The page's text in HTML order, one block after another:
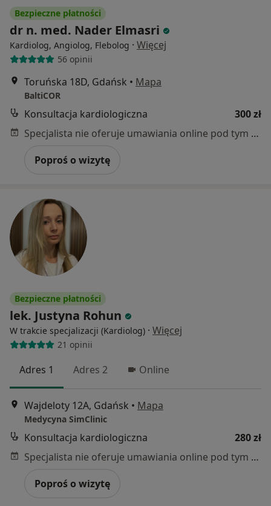
Bezpieczne płatności
dr n. med. Nader Elmasri
Kardiolog, Angiolog, Flebolog · Więcej
56 opinii
Toruńska 18D, Gdańsk • Mapa
BaltiCOR
Konsultacja kardiologiczna
300 zł
Specjalista nie oferuje umawiania online pod tym adresem.
Poproś o wizytę
Bezpieczne płatności
lek. Justyna Rohun
W trakcie specjalizacji (Kardiolog) · Więcej
21 opinii
Adres 1 Adres 2 Online
Wajdeloty 12A, Gdańsk • Mapa
Medycyna SimClinic
Konsultacja kardiologiczna
280 zł
Specjalista nie oferuje umawiania online pod tym adresem.
Poproś o wizytę